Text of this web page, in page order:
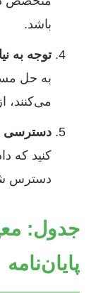
باشد.
توجه به
به حل
می‌کنند،
دسترسی
کنید که
دسترس
جدول:
پایان‌نامه